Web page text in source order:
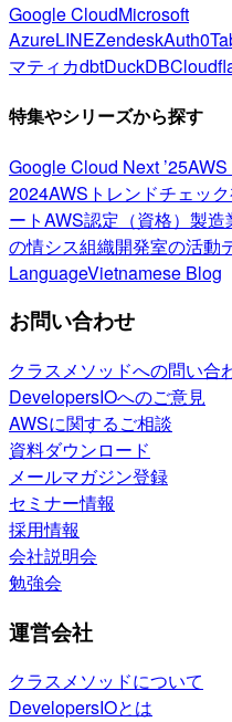
Google CloudMicrosoft
AzureLINEZendeskAuth0
マティカdbtDuckDB
特集やシリーズから探す
Google Cloud Next ’25
2024AWSトレンドチェック
ートAWS認定（資格） 製造
の情シス組織開発室の活動
LanguageVietnamese Blog
お問い合わせ
クラスメソッドへの問い合
DevelopersIOへのご意見
AWSに関するご相談
資料ダウンロード
メールマガジン登録
セミナー情報
採用情報
会社説明会
勉強会
運営会社
クラスメソッドについて
DevelopersIOとは